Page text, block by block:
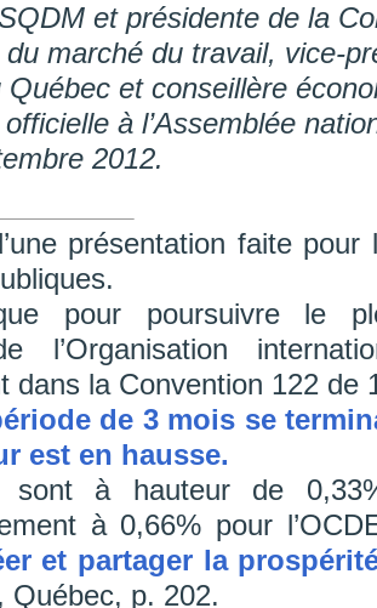
et présidente de la
marché du travail, vice-
et conseillère
officielle à l’Assemblée
2012.
présentation faite pour
pour poursuivre le
l’Organisation
dans la Convention 122 de
de 3 mois se
est en hausse.
à hauteur de
à 0,66% pour
et partager la
Québec, p. 202.